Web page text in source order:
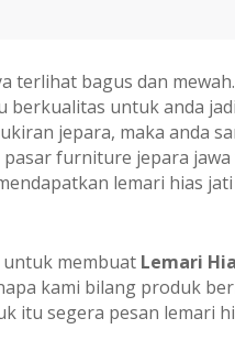
terlihat bagus dan
berkualitas untuk anda
jepara, maka anda
furniture jepara
lemari hias
untuk membuat Lemari
kami bilang produk
itu segera pesan lemari